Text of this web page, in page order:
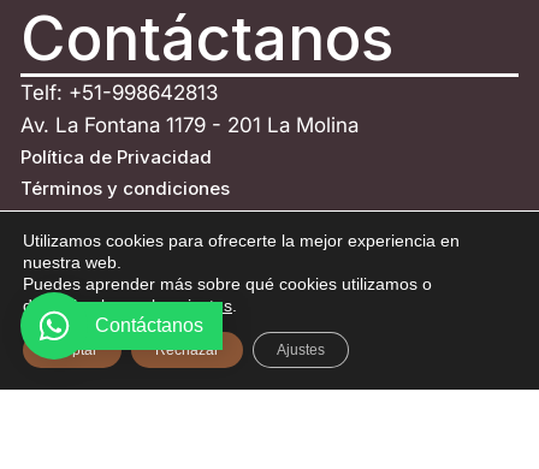
Contáctanos
Telf: +51-998642813
Av. La Fontana 1179 - 201 La Molina
Política de Privacidad
Términos y condiciones
Política de devoluciones y reembolsos
Descargo de Responsabilidad
Copyright
ESCRÍBENOS
Utilizamos cookies para ofrecerte la mejor experiencia en
nuestra web.
Puedes aprender más sobre qué cookies utilizamos o
desactivarlas en losajustes
Aceptar Rechazar Ajustes
Contáctanos